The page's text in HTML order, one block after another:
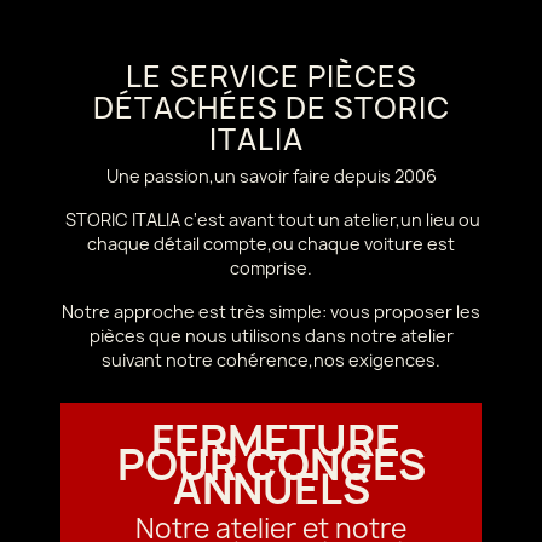
LE SERVICE PIÈCES
DÉTACHÉES DE STORIC
ITALIA
Une passion,un savoir faire depuis 2006
STORIC ITALIA c'est avant tout un atelier,un lieu ou
chaque détail compte,ou chaque voiture est
comprise.
Notre approche est très simple: vous proposer les
pièces que nous utilisons dans notre atelier
suivant notre cohérence,nos exigences.
FERMETURE
POUR CONGÉS
ANNUELS
Notre atelier et notre